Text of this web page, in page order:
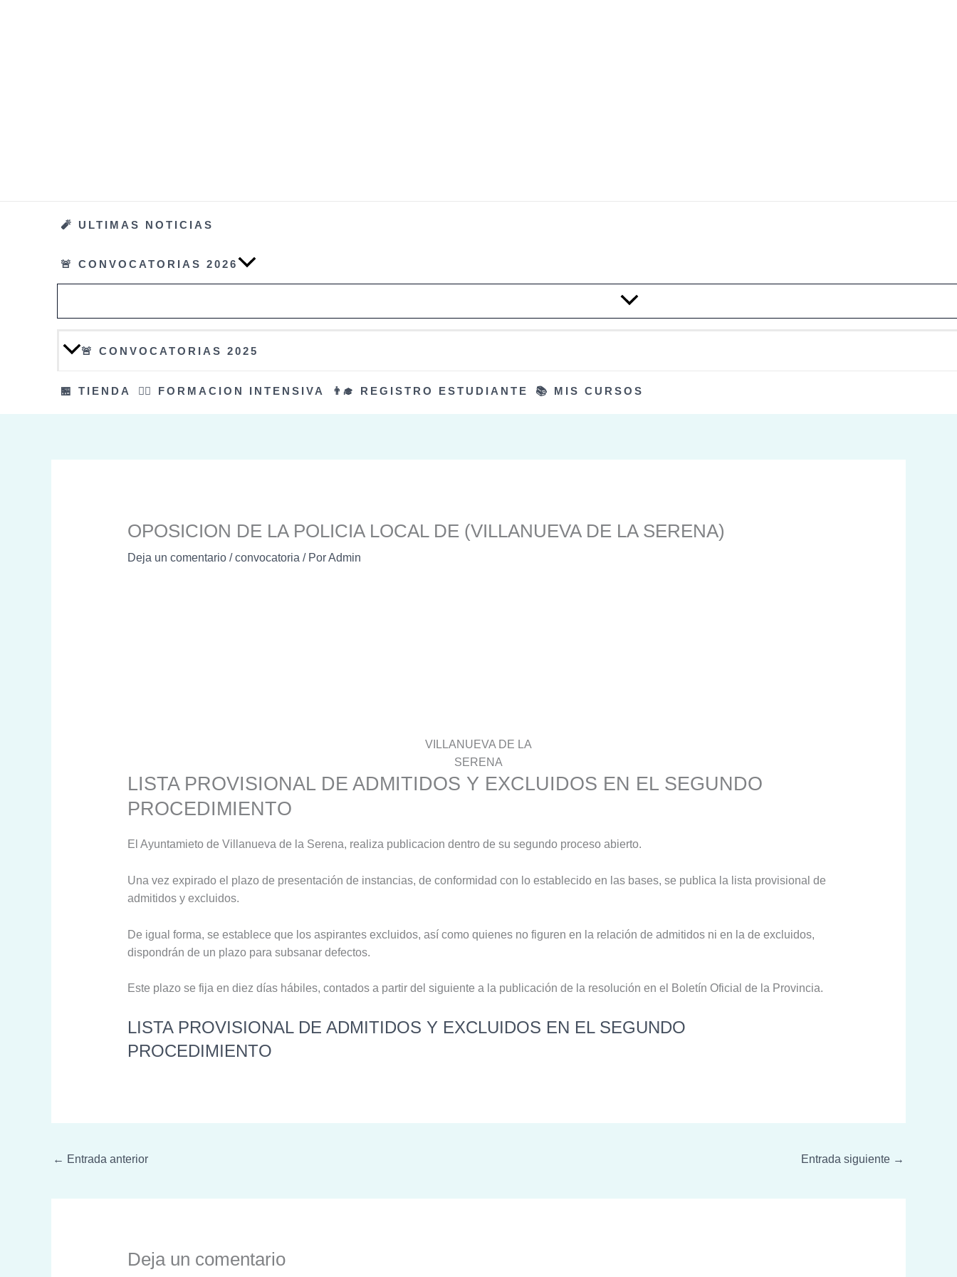
🧨 ULTIMAS NOTICIAS
🚨 CONVOCATORIAS 2026
🚨 CONVOCATORIAS 2025
🏪 TIENDA 👮‍♀️ FORMACION INTENSIVA 👨‍🎓 REGISTRO ESTUDIANTE 📚 MIS CURSOS
OPOSICION DE LA POLICIA LOCAL DE (VILLANUEVA DE LA SERENA)
Deja un comentario / convocatoria/ PorAdmin
VILLANUEVA DE LA
SERENA
LISTA PROVISIONAL DE ADMITIDOS Y EXCLUIDOS EN EL SEGUNDO
PROCEDIMIENTO
El Ayuntamieto de Villanueva de la Serena, realiza publicacion dentro de su segundo proceso abierto.
Una vez expirado el plazo de presentación de instancias, de conformidad con lo establecido en las bases, se publica la lista provisional de
admitidos y excluidos.
De igual forma, se establece que los aspirantes excluidos, así como quienes no figuren en la relación de admitidos ni en la de excluidos,
dispondrán de un plazo para subsanar defectos.
Este plazo se fija en diez días hábiles, contados a partir del siguiente a la publicación de la resolución en el Boletín Oficial de la Provincia.
LISTA PROVISIONAL DE ADMITIDOS Y EXCLUIDOS EN EL SEGUNDO
PROCEDIMIENTO
← Entrada anterior Entrada siguiente →
Deja un comentario